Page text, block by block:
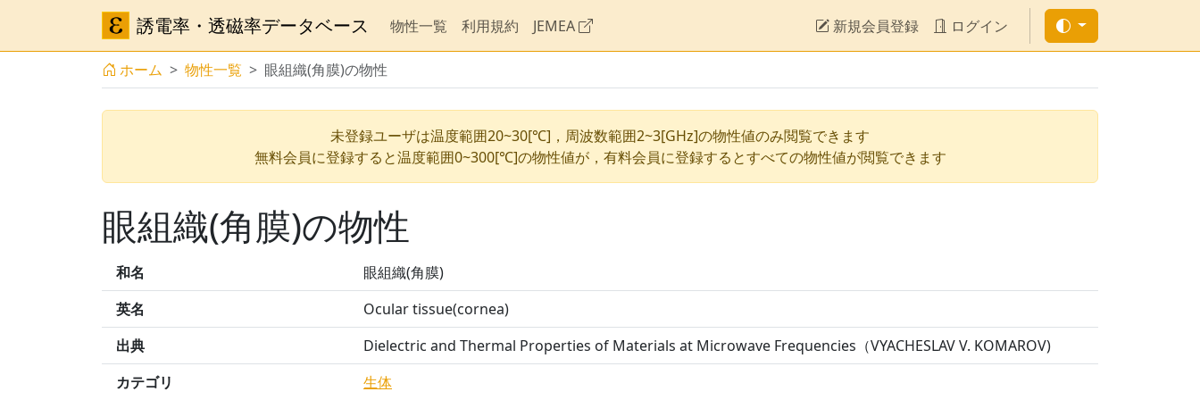
誘電率・透磁率データベース 物性一覧 利用規約 JEMEA 新規会員登録 ログイン
ホーム 物性一覧 眼組織(角膜)の物性
未登録ユーザは温度範囲20~30[℃]，周波数範囲2~3[GHz]の物性値のみ閲覧できます
無料会員に登録すると温度範囲0~300[℃]の物性値が，有料会員に登録するとすべての物性値が閲覧できます
眼組織(角膜)の物性
和名
眼組織(角膜)
英名
Ocular tissue(cornea)
出典
Dielectric and Thermal Properties of Materials at Microwave Frequencies（VYACHESLAV V. KOMAROV)
カテゴリ
生体